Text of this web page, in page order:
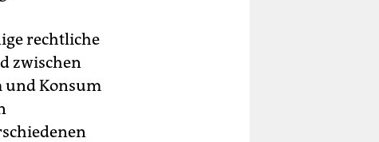
rechtliche
zwischen
und Konsum